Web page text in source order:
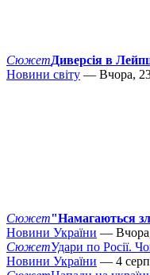
СюжетДиверсія в
Новини світу — Вчора,
Сюжет"Намагаються
Новини України —
СюжетУдари по Росії.
Новини України — 4